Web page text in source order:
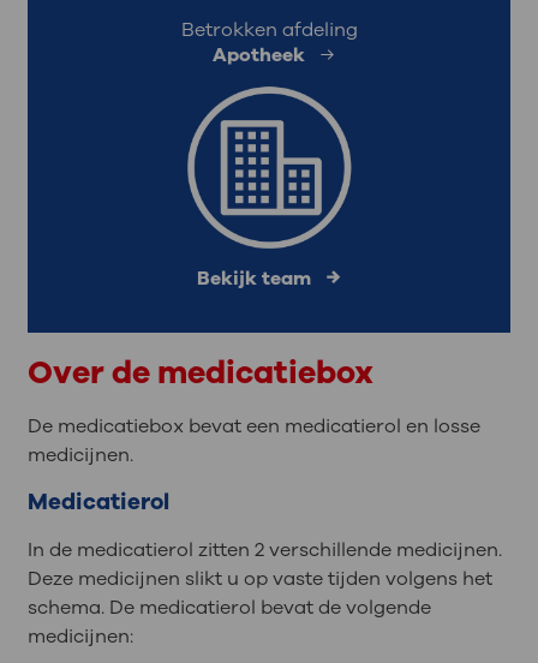
Betrokken afdeling
Apotheek
Bekijk team
Over de medicatiebox
De medicatiebox bevat een medicatierol en losse
medicijnen.
Medicatierol
In de medicatierol zitten 2 verschillende medicijnen.
Deze medicijnen slikt u op vaste tijden volgens het
schema. De medicatierol bevat de volgende
medicijnen: